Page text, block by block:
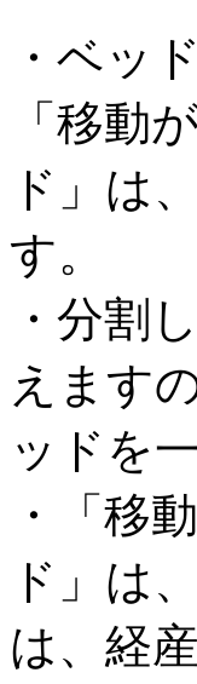
・ベッ
「移動
ド」は
す。
・分割
えます
ッドを
・「移
ド」は
は、経